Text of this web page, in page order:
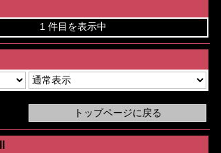
1 件目を表示中